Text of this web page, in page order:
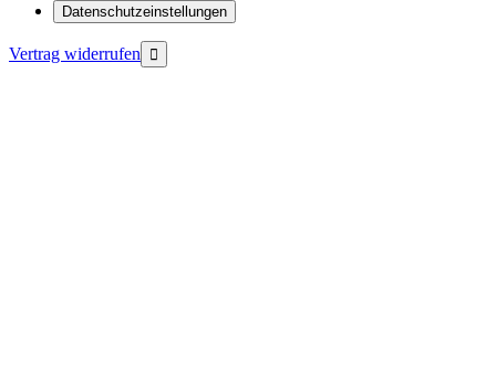
Datenschutzeinstellungen
Vertrag widerrufen 